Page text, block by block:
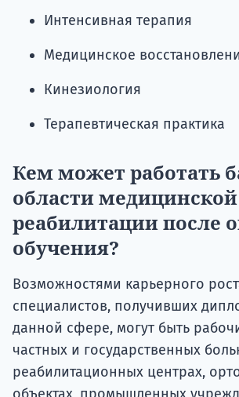
Интенсивная терапия
Медицинское
Кинезиология
Терапевтическая практика
Кем может работать
области медицинской
реабилитации после
обучения?
Возможностями карьерного
специалистов, получивших
данной сфере, могут быть
частных и государственных
реабилитационных центрах,